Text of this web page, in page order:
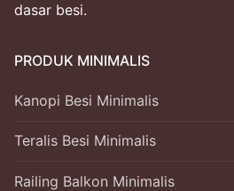
dasar besi.
PRODUK MINIMALIS
Kanopi Besi Minimalis
Teralis Besi Minimalis
Railing Balkon Minimalis